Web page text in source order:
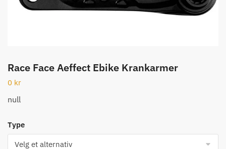
Race Face Aeffect Ebike Krankarmer
0 kr
null
Type